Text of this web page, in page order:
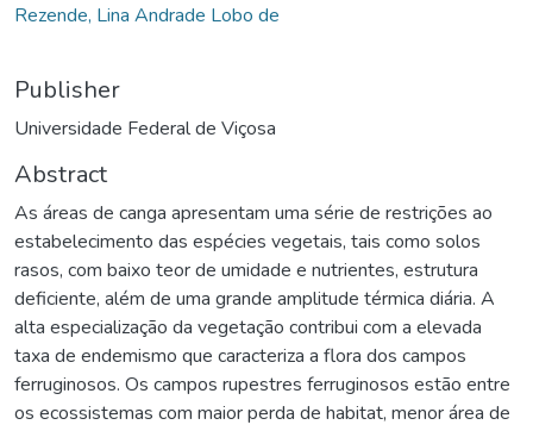
Rezende, Lina Andrade Lobo de
Publisher
Universidade Federal de Viçosa
Abstract
As áreas de canga apresentam uma série de restrições ao
estabelecimento das espécies vegetais, tais como solos
rasos, com baixo teor de umidade e nutrientes, estrutura
deficiente, além de uma grande amplitude térmica diária. A
alta especialização da vegetação contribui com a elevada
taxa de endemismo que caracteriza a flora dos campos
ferruginosos. Os campos rupestres ferruginosos estão entre
os ecossistemas com maior perda de habitat, menor área de